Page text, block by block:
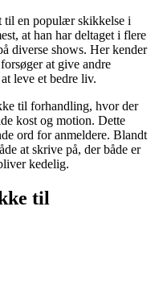
til en populær skikkelse i
at han har deltaget i flere
diverse shows. Her kender
at give andre
leve et bedre liv.
til forhandling, hvor der
kost og motion. Dette
ord for anmeldere. Blandt
at skrive på, der både er
kedelig.
til